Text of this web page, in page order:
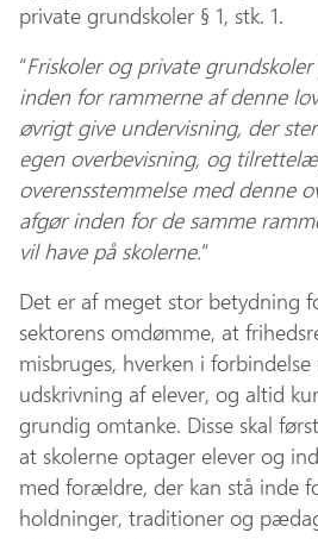
private grundskoler § 1, stk. 1.
“Friskoler og private
inden for rammerne af denne
øvrigt give undervisning, der
egen overbevisning, og
overensstemmelse med denne
afgør inden for de samme
vil have på skolerne.“
Det er af meget stor betydning
sektorens omdømme, at
misbruges, hverken i
udskrivning af elever, og altid
grundig omtanke. Disse skal
at skolerne optager elever og
med forældre, der kan stå inde
holdninger, traditioner og